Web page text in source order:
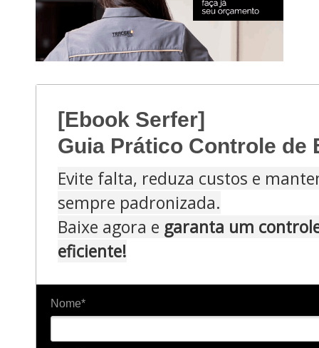
[Ebook Serfer]
Guia Prático Controle de
Evite falta, reduza custos e
sempre padronizada.
Baixe agora e garanta um
eficiente!
Nome*